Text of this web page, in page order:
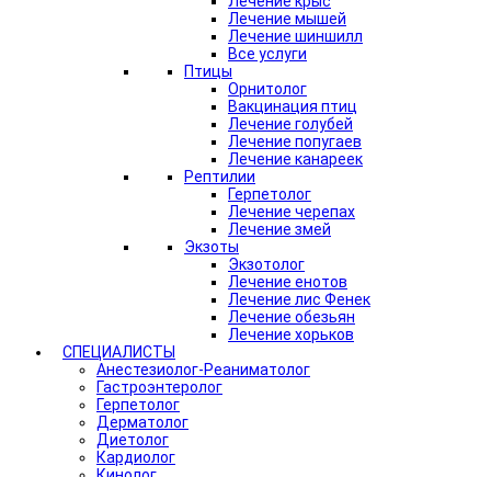
Лечение мышей
Лечение шиншилл
Все услуги
Птицы
Орнитолог
Вакцинация птиц
Лечение голубей
Лечение попугаев
Лечение канареек
Рептилии
Герпетолог
Лечение черепах
Лечение змей
Экзоты
Экзотолог
Лечение енотов
Лечение лис Фенек
Лечение обезьян
Лечение хорьков
СПЕЦИАЛИСТЫ
Анестезиолог-Реаниматолог
Гастроэнтеролог
Герпетолог
Дерматолог
Диетолог
Кардиолог